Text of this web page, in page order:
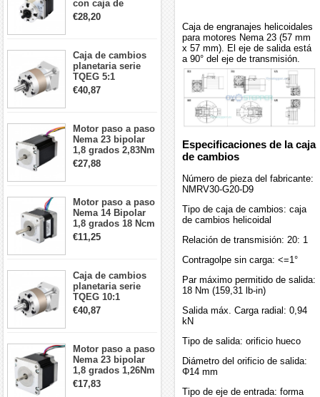
con caja de
cambios planetaria
5:1 longitud 33mm
Robot CNC DIY
€28,20
Caja de cambios
planetaria serie
TQEG 5:1
contragolpe 15
arcmin para motor
€40,87
Motor paso a paso
Nema 23 bipolar
1,8 grados 2,83Nm
4A 2,26 V
57x57x84mm 8
€27,88
Motor paso a paso
Nema 14 Bipolar
1,8 grados 18 Ncm
0,8 A 5,74 V 35 x
35 x 34 mm 4
€11,25
Caja de cambios
planetaria serie
TQEG 10:1
contragolpe 15
arcmin para motor
€40,87
Motor paso a paso
Nema 23 bipolar
1,8 grados 1,26Nm
2,8A 2,5V
57x57x56mm 4
€17,83
Caja de engranajes helicoidales
para motores Nema 23 (57 mm
x 57 mm). El eje de salida está
a 90° del eje de transmisión.
Especificaciones de la caja
de cambios
Número de pieza del fabricante:
NMRV30-G20-D9
Tipo de caja de cambios: caja
de cambios helicoidal
Relación de transmisión: 20: 1
Contragolpe sin carga: <=1°
Par máximo permitido de salida:
18 Nm (159,31 lb-in)
Salida máx. Carga radial: 0,94
kN
Tipo de salida: orificio hueco
Diámetro del orificio de salida:
Φ14 mm
Tipo de eje de entrada: forma